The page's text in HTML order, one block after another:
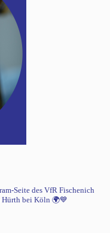
Seite des VfR Fischenich
bei Köln 🌍💙